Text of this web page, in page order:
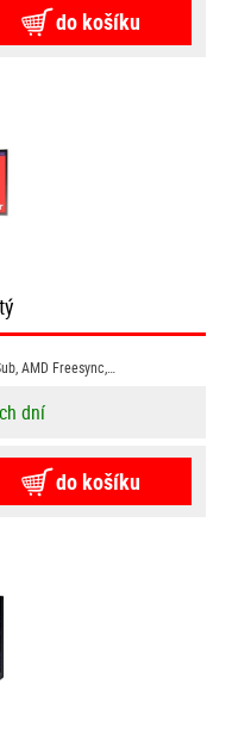
do košíku
AMD Freesync,…
dní
do košíku